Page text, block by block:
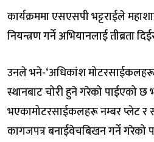
कार्यक्रममा एसएसपी भट्टराईले
नियन्त्रण गर्ने अभियानलाई तीब्रता
उनले भने-‘अधिकांश
स्थानबाट चोरी हुने गरेको पाईएको छ
भएकामोटरसाईकलहरू नम्बर प्लेट र
कागजपत्र बनाईवेचबिखन गर्ने गरेको